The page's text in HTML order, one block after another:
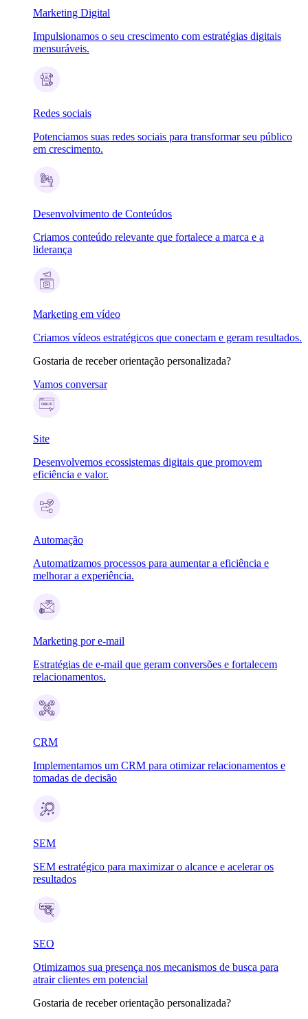
Marketing Digital
Impulsionamos o seu crescimento com estratégias digitais
mensuráveis.
Redes sociais
Potenciamos suas redes sociais para transformar seu público
em crescimento.
Desenvolvimento de Conteúdos
Criamos conteúdo relevante que fortalece a marca e a
liderança
Marketing em vídeo
Criamos vídeos estratégicos que conectam e geram resultados.
Gostaria de receber orientação personalizada?
Vamos conversar
Site
Desenvolvemos ecossistemas digitais que promovem
eficiência e valor.
Automação
Automatizamos processos para aumentar a eficiência e
melhorar a experiência.
Marketing por e-mail
Estratégias de e-mail que geram conversões e fortalecem
relacionamentos.
CRM
Implementamos um CRM para otimizar relacionamentos e
tomadas de decisão
SEM
SEM estratégico para maximizar o alcance e acelerar os
resultados
SEO
Otimizamos sua presença nos mecanismos de busca para
atrair clientes em potencial
Gostaria de receber orientação personalizada?